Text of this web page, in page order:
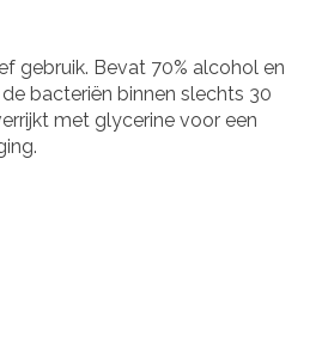
gebruik. Bevat 70% alcohol en
bacteriën binnen slechts 30
met glycerine voor een
product is